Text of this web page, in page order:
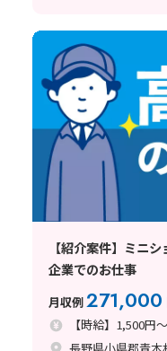
【紹介案件】ミニ
企業でのお仕事
月収例271,000
【時給】1,500円～